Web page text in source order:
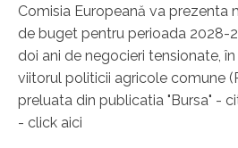
Comisia Europeană va prezenta
de buget pentru perioada 2028-
doi ani de negocieri tensionate,
viitorul politicii agricole comune
preluata din publicatia "Bursa" -
- click aici